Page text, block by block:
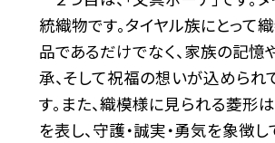
統織物です。タイヤル族にとって
品であるだけでなく、家族の記憶
承、そして祝福の想いが込められ
す。また、織模様に見られる菱形は
を表し、守護・誠実・勇気を象徴